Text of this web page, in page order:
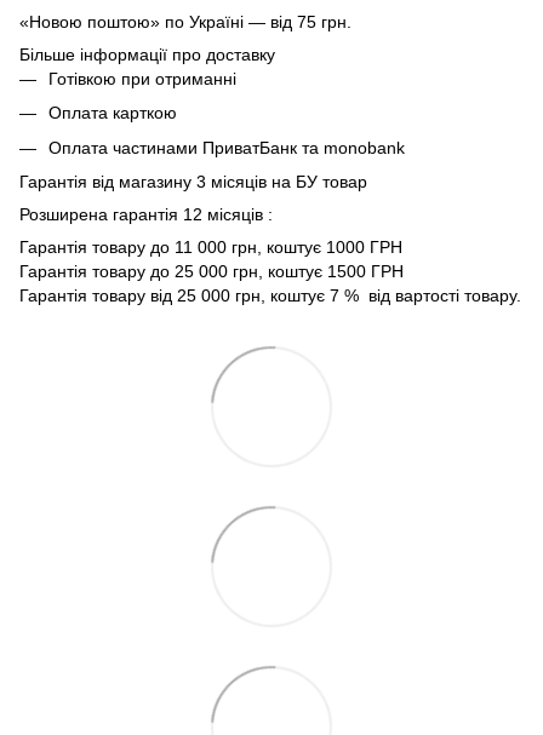
«Новою поштою» по Україні — від 75 грн.
Більше інформації про доставку
Готівкою при отриманні
Оплата карткою
Оплата частинами ПриватБанк та monobank
Гарантія від магазину 3 місяців на БУ товар
Розширена гарантія 12 місяців :
Гарантія товару до 11 000 грн, коштує 1000 ГРН
Гарантія товару до 25 000 грн, коштує 1500 ГРН
Гарантія товару від 25 000 грн, коштує 7 % від вартості товару.